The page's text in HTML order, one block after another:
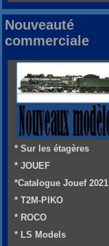
Nouveauté
commerciale
* Sur les étagères
* JOUEF
*Catalogue Jouef 2021
* T2M-PIKO
* ROCO
* LS Models